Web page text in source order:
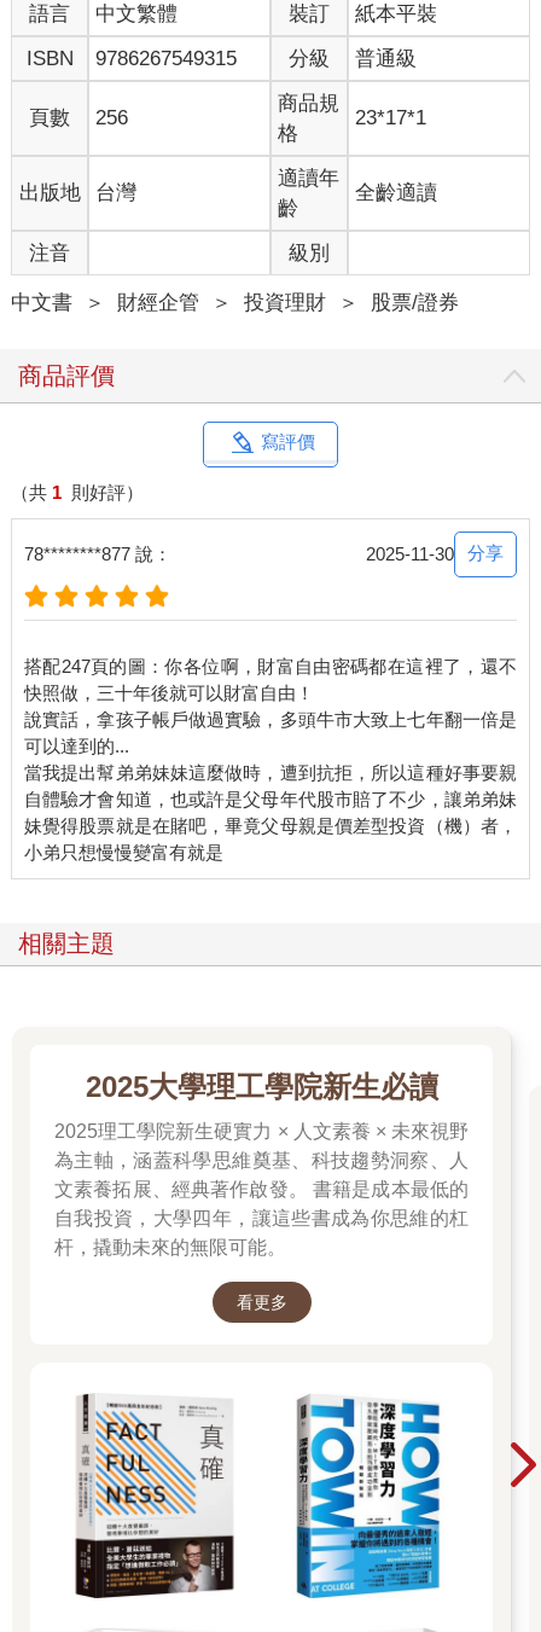
語言 中文繁體 裝訂
紙本平裝
ISBN
9786267549315 分級 普通級
頁數 256
商品規
格
23*17*1
出版地 台灣
適讀年
齡
全齡適讀
注音 級別
中文書 ＞ 財經企管 ＞ 投資理財 ＞ 股票/證券
商品評價
寫評價
（共 1 則好評）
78********877 說： 2025-11-30 分享
搭配247頁的圖：你各位啊，財富自由密碼都在這裡了，還不
快照做，三十年後就可以財富自由！
說實話，拿孩子帳戶做過實驗，多頭牛市大致上七年翻一倍是
可以達到的...
當我提出幫弟弟妹妹這麼做時，遭到抗拒，所以這種好事要親
自體驗才會知道，也或許是父母年代股市賠了不少，讓弟弟妹
妹覺得股票就是在賭吧，畢竟父母親是價差型投資（機）者，
相關主題
2025大學理工學院新生必讀
2025理工學院新生硬實力 × 人文素養 × 未來視野
為主軸，涵蓋科學思維奠基、科技趨勢洞察、人
文素養拓展、經典著作啟發。 書籍是成本最低的
自我投資，大學四年，讓這些書成為你思維的杠
杆，撬動未來的無限可能。
看更多